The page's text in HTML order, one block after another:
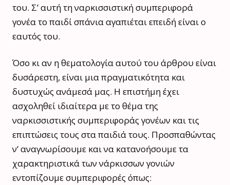
του. Σ’ αυτή τη ναρκισσιστική συμπεριφορά
γονέα το παιδί σπάνια αγαπιέται επειδή είναι ο
εαυτός του.
Όσο κι αν η θεματολογία αυτού του άρθρου είναι
δυσάρεστη, είναι μια πραγματικότητα και
δυστυχώς ανάμεσά μας. Η επιστήμη έχει
ασχοληθεί ιδιαίτερα με το θέμα της
ναρκισσιστικής συμπεριφοράς γονέων και τις
επιπτώσεις τους στα παιδιά τους. Προσπαθώντας
ν’ αναγνωρίσουμε και να κατανοήσουμε τα
χαρακτηριστικά των νάρκισσων γονιών
εντοπίζουμε συμπεριφορές όπως: